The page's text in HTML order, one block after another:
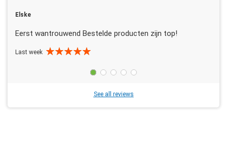
Elske
Eerst wantrouwend Bestelde producten zijn top!
Last week
See all reviews